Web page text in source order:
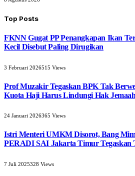
Top Posts
FKNN Gugat PP Penangkapan Ikan
Kecil Disebut Paling Dirugikan
3 Februari 2026515 Views
Prof Muzakir Tegaskan BPK Tak
Kuota Haji Harus Lindungi Hak Jemaah
24 Januari 2026365 Views
Istri Menteri UMKM Disorot, Bang
PERADI SAI Jakarta Timur Tegaskan
7 Juli 2025328 Views